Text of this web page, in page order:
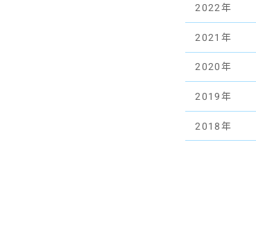
2022年
2021年
2020年
2019年
2018年